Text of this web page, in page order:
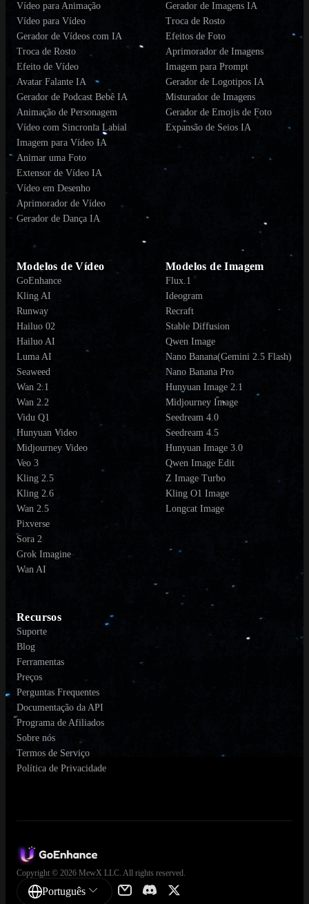
Vídeo para Animação
Vídeo para Vídeo
Gerador de Vídeos com IA
Troca de Rosto
Efeito de Vídeo
Avatar Falante IA
Gerador de Podcast Bebê IA
Animação de Personagem
Vídeo com Sincronia Labial
Imagem para Vídeo IA
Animar uma Foto
Extensor de Vídeo IA
Vídeo em Desenho
Aprimorador de Vídeo
Gerador de Dança IA
Gerador de Imagens IA
Troca de Rosto
Efeitos de Foto
Aprimorador de Imagens
Imagem para Prompt
Gerador de Logotipos IA
Misturador de Imagens
Gerador de Emojis de Foto
Expansão de Seios IA
Modelos de Vídeo
GoEnhance
Kling AI
Runway
Hailuo 02
Hailuo AI
Luma AI
Seaweed
Wan 2.1
Wan 2.2
Vidu Q1
Hunyuan Video
Midjourney Video
Veo 3
Kling 2.5
Kling 2.6
Wan 2.5
Pixverse
Sora 2
Grok Imagine
Wan AI
Modelos de Imagem
Flux.1
Ideogram
Recraft
Stable Diffusion
Qwen Image
Nano Banana(Gemini 2.5 Flash)
Nano Banana Pro
Hunyuan Image 2.1
Midjourney Image
Seedream 4.0
Seedream 4.5
Hunyuan Image 3.0
Qwen Image Edit
Z Image Turbo
Kling O1 Image
Longcat Image
Recursos
Suporte
Blog
Ferramentas
Preços
Perguntas Frequentes
Documentação da API
Programa de Afiliados
Sobre nós
Termos de Serviço
Política de Privacidade
Copyright © 2026 MewX LLC. All rights reserved.
Português